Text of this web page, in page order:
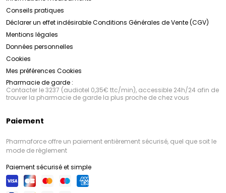
Conseils pratiques
Déclarer un effet indésirableConditions Générales de Vente (CGV)
Mentions légales
Données personnelles
Cookies
Mes préférences Cookies
Pharmacie de garde :
Contacter le 3237 (audiotel 0,35€ ttc/min), accessible 24h/24 afin de
trouver la pharmacie de garde la plus proche de chez vous
Paiement
Pharmaforce offre un paiement entièrement sécurisé, quel que soit le
mode de règlement
Paiement sécurisé et simple